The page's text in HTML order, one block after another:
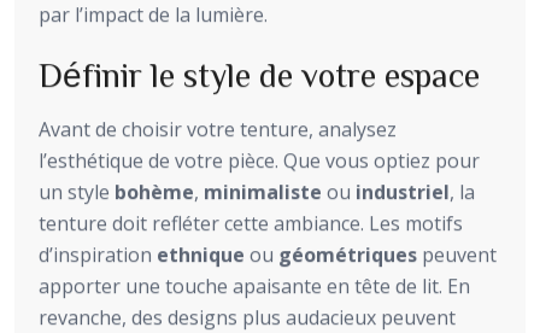
par l’impact de la lumière.
Définir le style de votre espace
Avant de choisir votre tenture, analysez
l’esthétique de votre pièce. Que vous optiez pour
un style bohème, minimaliste ou industriel, la
tenture doit refléter cette ambiance. Les motifs
d’inspiration ethnique ou géométriques peuvent
apporter une touche apaisante en tête de lit. En
revanche, des designs plus audacieux peuvent